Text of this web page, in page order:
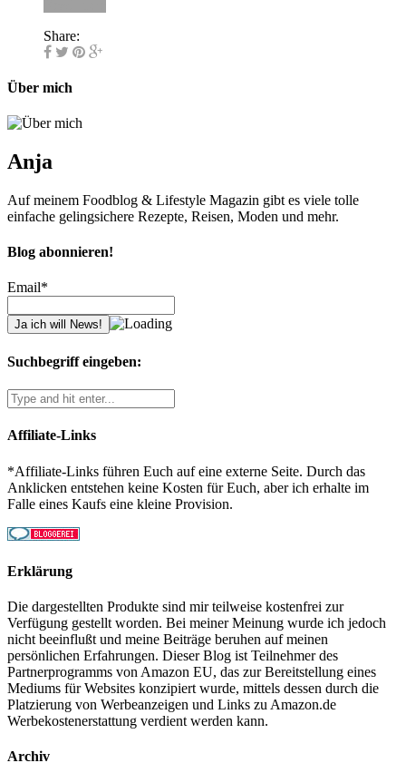
Share:
Über mich
Anja
Auf meinem Foodblog & Lifestyle Magazin gibt es viele tolle
einfache gelingsichere Rezepte, Reisen, Moden und mehr.
Blog abonnieren!
Email*
Suchbegriff eingeben:
Affiliate-Links
*Affiliate-Links führen Euch auf eine externe Seite. Durch das
Anklicken entstehen keine Kosten für Euch, aber ich erhalte im
Falle eines Kaufs eine kleine Provision.
Erklärung
Die dargestellten Produkte sind mir teilweise kostenfrei zur
Verfügung gestellt worden. Bei meiner Meinung wurde ich jedoch
nicht beeinflußt und meine Beiträge beruhen auf meinen
persönlichen Erfahrungen. Dieser Blog ist Teilnehmer des
Partnerprogramms von Amazon EU, das zur Bereitstellung eines
Mediums für Websites konzipiert wurde, mittels dessen durch die
Platzierung von Werbeanzeigen und Links zu Amazon.de
Werbekostenerstattung verdient werden kann.
Archiv